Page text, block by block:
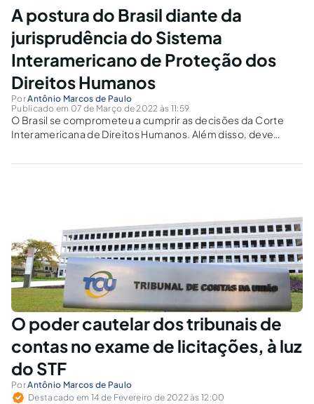
providências1.Conforme Moreira Neto e...
A postura do Brasil diante da
jurisprudência do Sistema
Interamericano de Proteção dos
Direitos Humanos
PorAntônio Marcos de Paulo
Publicado em 07 de Março de 2022 às 11:59
O Brasil se comprometeu a cumprir as decisões da Corte
Interamericana de Direitos Humanos. Além disso, deve
a aderência do país às decisões e aos precedentes da Corte
O poder cautelar dos tribunais de
contas no exame de licitações, à luz
do STF
PorAntônio Marcos de Paulo
Destacado em 14 de Fevereiro de 2022 às 12:00